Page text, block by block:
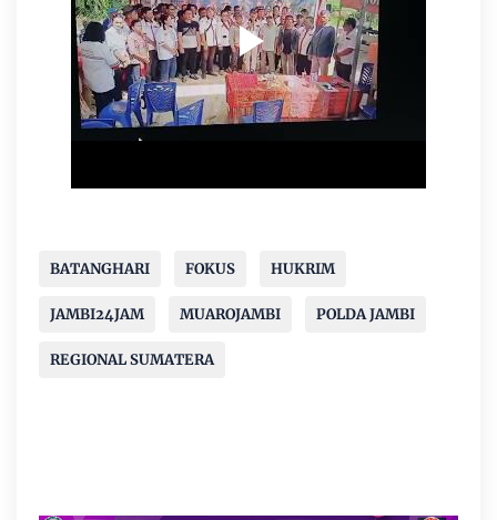
BATANGHARI FOKUS HUKRIM
JAMBI24JAM MUAROJAMBI POLDA JAMBI
REGIONAL SUMATERA